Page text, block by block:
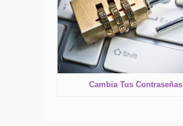
Cambia Tus Contraseñas